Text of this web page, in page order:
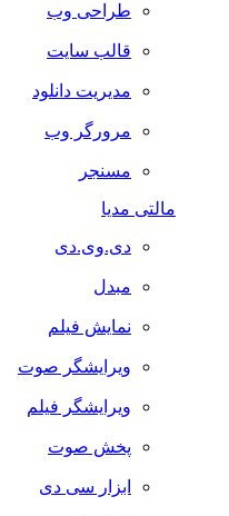
طراحی وب
قالب سایت
مدیریت دانلود
مرورگر وب
مسنجر
مالتی مدیا
دی.وی.دی
مبدل
نمایش فیلم
ویرایشگر صوت
ویرایشگر فیلم
پخش صوت
ابزار سی دی